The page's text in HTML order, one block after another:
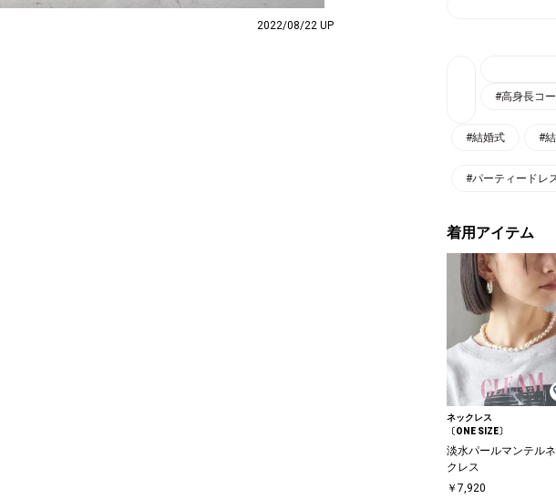
2022/08/22 UP
#高身長コ
#結婚式 #
#パーティードレ
着用アイテム
ネックレス
〔ONE SIZE〕
淡水パールマンテル
クレス
￥7,920